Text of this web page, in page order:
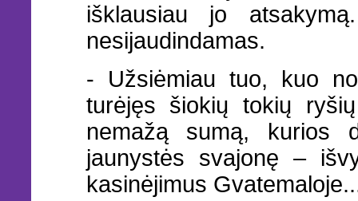
išklausiau jo
nesijaudindamas.
- Užsiėmiau tuo, kuo
turėjęs šiokių tokių
nemažą sumą, kurios
jaunystės svajonę –
kasinėjimus